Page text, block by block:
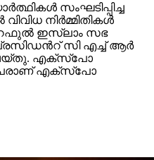
സംഘടിപ്പിച്ച
നിർമ്മിതികൾ
ഇസ്ലാം സഭ
പ്രസിഡൻറ് സി എച്ച് ആർ
എക്സ്പോ
എക്സ്പോ